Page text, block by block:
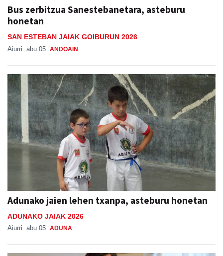
Bus zerbitzua Sanestebanetara, asteburu
honetan
SAN ESTEBAN JAIAK GOIBURUN 2026
Aiurri abu 05 ANDOAIN
Adunako jaien lehen txanpa, asteburu honetan
ADUNAKO JAIAK 2026
Aiurri abu 05 ADUNA